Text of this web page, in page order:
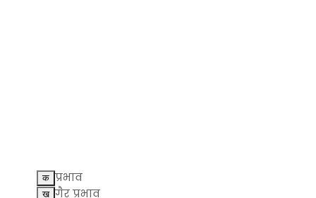
प्रभाव
गैर प्रभाव